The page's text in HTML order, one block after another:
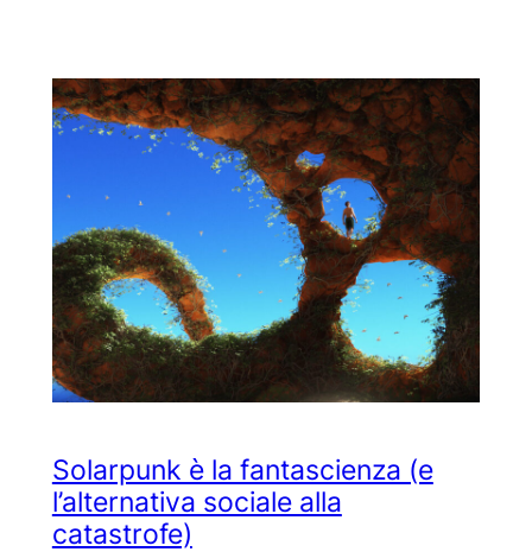
Solarpunk è la fantascienza (e
l’alternativa sociale alla
catastrofe)